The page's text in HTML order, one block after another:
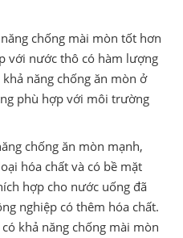
chống mài mòn tốt hơn
với nước thô có hàm lượng
năng chống ăn mòn ở
phù hợp với môi trường
chống ăn mòn mạnh,
hóa chất và có bề mặt
hợp cho nước uống đã
nghiệp có thêm hóa chất.
khả năng chống mài mòn